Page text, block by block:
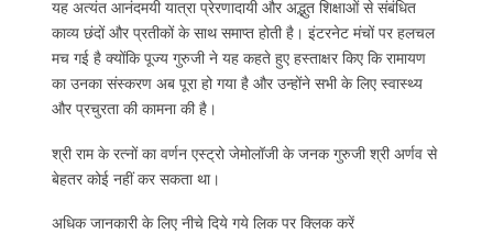
यह अत्यंत आनंदमयी यात्रा प्रेरणादायी और अद्भुत शिक्षाओं से संबंधित
काव्य छंदों और प्रतीकों के साथ समाप्त होती है। इंटरनेट मंचों पर हलचल
मच गई है क्योंकि पूज्य गुरुजी ने यह कहते हुए हस्ताक्षर किए कि रामायण
का उनका संस्करण अब पूरा हो गया है और उन्होंने सभी के लिए स्वास्थ्य
और प्रचुरता की कामना की है।
श्री राम के रत्नों का वर्णन एस्ट्रो जेमोलॉजी के जनक गुरुजी श्री अर्णव से
बेहतर कोई नहीं कर सकता था।
अधिक जानकारी के लिए नीचे दिये गये लिक पर क्लिक करें